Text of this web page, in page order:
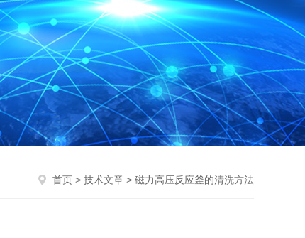
首页 > 技术文章 > 磁力高压反应釜的清洗方法